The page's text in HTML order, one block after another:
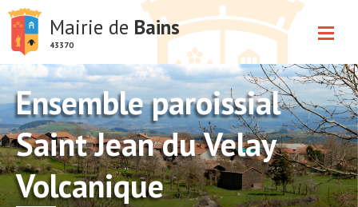
Mairie de Bains
43370
Ensemble paroissial
Saint Jean du Velay
Volcanique